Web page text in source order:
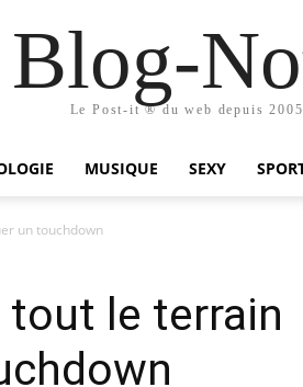
Blog-
Le Post-it ® du web depuis 2005
MUSIQUE SEXY
un touchdown
tout le terrain